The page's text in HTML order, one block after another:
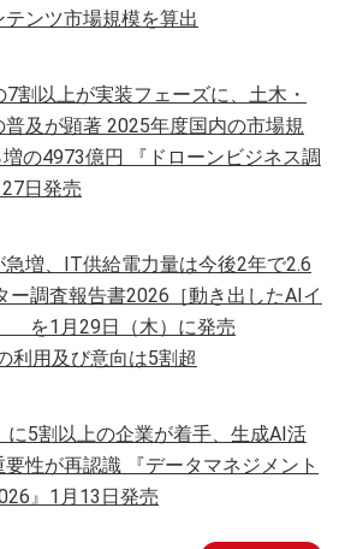
ンツ市場規模を算出
7割以上が実装フェーズに、土木・
及が顕著 2025年度国内の市場規
の4973億円 『ドローンビジネス調
日発売
増、IT供給電力量は今後2年で2.6
ー調査報告書2026［動き出したAIイ
を1月29日（木）に発売
利用及び意向は5割超
に5割以上の企業が着手、生成AI活
性が再認識 『データマネジメント
』1月13日発売